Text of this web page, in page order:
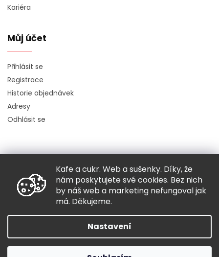
Kafe a cukr. Web a sušenky. Díky, že
nám poskytujete své cookies. Bez nich
by náš web a marketing nefungoval jak
má. Děkujeme.
Nastavení
Kariéra
Můj účet
Přihlásit se
Registrace
Historie objednávek
Adresy
Odhlásit se
Copyright 2026Hugo chodí bos. Všechna práva vyhrazena.
Grafický návrh vytvořil a nakódovalShoptak.cz